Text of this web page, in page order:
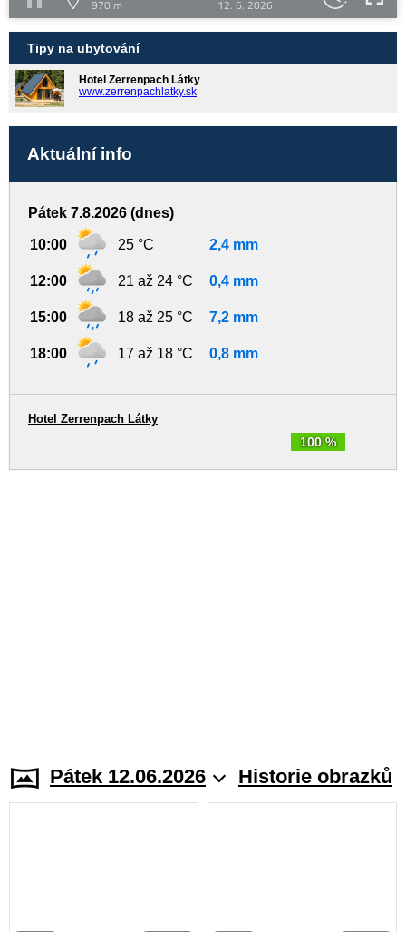
970 m
12. 6. 2026
Tipy na ubytování
Hotel Zerrenpach Látky
www.zerrenpachlatky.sk
Aktuální info
Pátek 7.8.2026 (dnes)
10:00 25 °C 2,4 mm
12:00 21 až 24 °C 0,4 mm
15:00 18 až 25 °C 7,2 mm
18:00 17 až 18 °C 0,8 mm
100 %
Hotel Zerrenpach Látky
Pátek 12.06.2026 Historie obrazků